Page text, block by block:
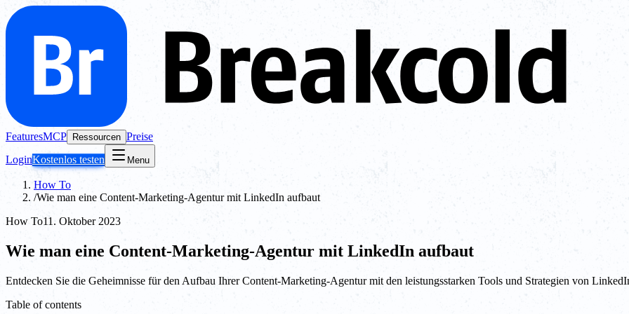
FeaturesMCP Ressourcen Preise
LoginKostenlos testen Menu
How To
/Wie man eine Content-Marketing-Agentur mit LinkedIn aufbaut
How To11. Oktober 2023
Wie man eine Content-Marketing-Agentur mit LinkedIn aufbaut
Entdecken Sie die Geheimnisse für den Aufbau Ihrer Content-Marketing-Agentur mit den leistungsstarken Tools und Strategien von
Table of contents